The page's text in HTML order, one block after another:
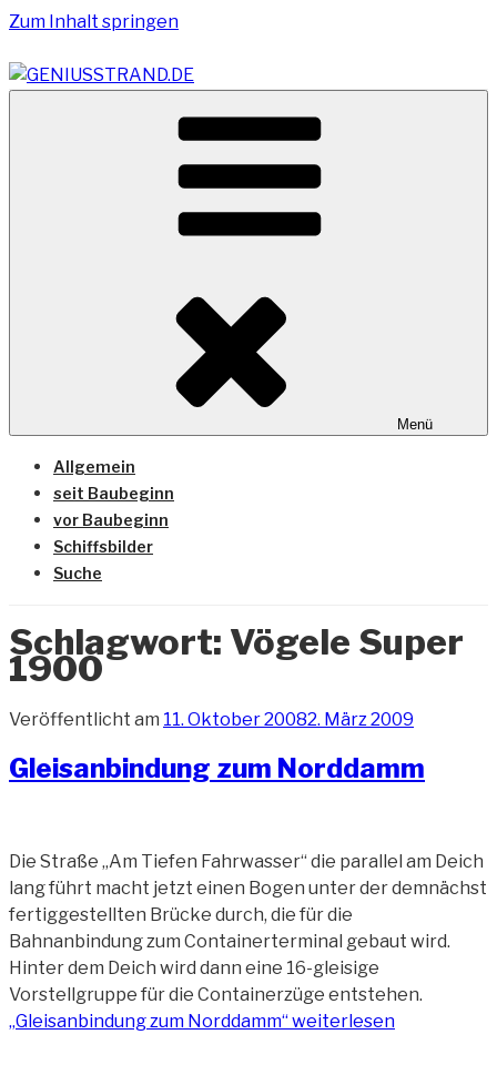
Zum Inhalt springen
GENIUSSTRAND.DE
Vom Geniusstrand zum JadeWeserPort/Container
Terminal Wilhelmshaven
Menü
Allgemein
seit Baubeginn
vor Baubeginn
Schiffsbilder
Suche
Schlagwort: Vögele Super
1900
Veröffentlicht am 11. Oktober 20082. März 2009
Gleisanbindung zum Norddamm
Die Straße „Am Tiefen Fahrwasser“ die parallel am Deich
lang führt macht jetzt einen Bogen unter der demnächst
fertiggestellten Brücke durch, die für die
Bahnanbindung zum Containerterminal gebaut wird.
Hinter dem Deich wird dann eine 16-gleisige
Vorstellgruppe für die Containerzüge entstehen.
„Gleisanbindung zum Norddamm“weiterlesen